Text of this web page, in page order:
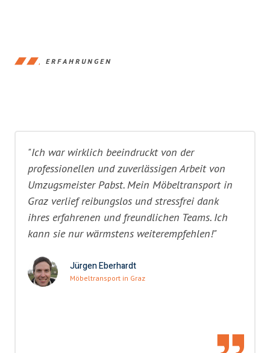
ERFAHRUNGEN
"Ich war wirklich beeindruckt von der
professionellen und zuverlässigen Arbeit von
Umzugsmeister Pabst. Mein Möbeltransport in
Graz verlief reibungslos und stressfrei dank
ihres erfahrenen und freundlichen Teams. Ich
kann sie nur wärmstens weiterempfehlen!"
Jürgen Eberhardt
Möbeltransport in Graz